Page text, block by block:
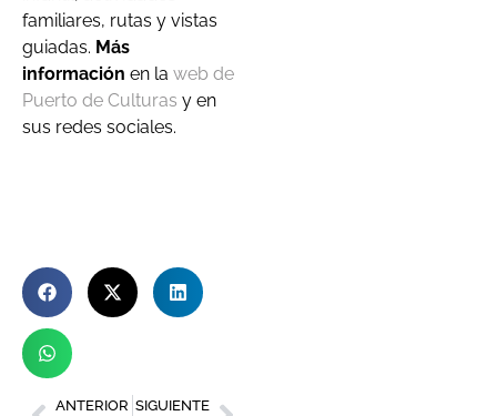
familiares, rutas y vistas
guiadas. Más
información en la web de
Puerto de Culturas y en
sus redes sociales.
ANTERIOR SIGUIENTE